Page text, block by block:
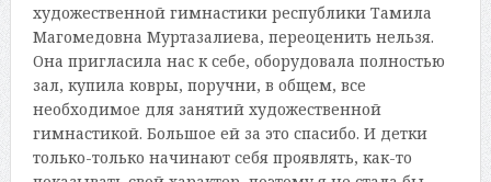
художественной гимнастики республики Тамила
Магомедовна Муртазалиева, переоценить нельзя.
Она пригласила нас к себе, оборудовала полностью
зал, купила ковры, поручни, в общем, все
необходимое для занятий художественной
гимнастикой. Большое ей за это спасибо. И детки
только-только начинают себя проявлять, как-то